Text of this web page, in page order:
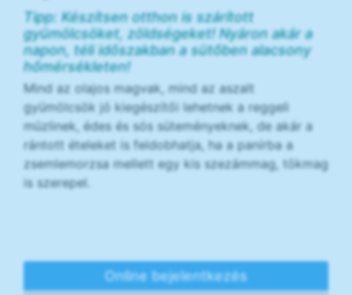
Tipp: Készítsen otthon is szárított
gyümölcsöket, zöldségeket! Nyáron akár a
napon, téli időszakban a sütőben alacsony
hőmérsékleten!
Mind az olajos magvak, mind az aszalt
gyümölcsök jó kiegészítői lehetnek a reggeli
müzlinek, édes és sós süteményeknek, de akár a
rántott ételeket is feldobhatja, ha a panírba a
zsemlemorzsa mellett egy kis szezámmag, tökmag
is szerepel.
Online bejelentkezés